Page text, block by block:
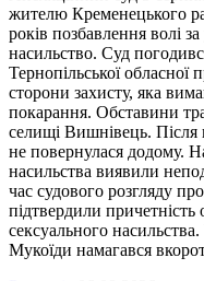
жителю Кременецького
років позбавлення волі
насильство. Суд
Тернопільської обласної
сторони захисту, яка
покарання. Обставини
селищі Вишнівець. Після
не повернулася додому.
насильства виявили
час судового розгляду
підтвердили
сексуального
Мукоїди намагався